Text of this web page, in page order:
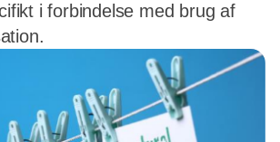
i forbindelse med brug af